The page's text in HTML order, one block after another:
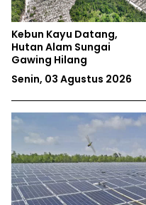
Kebun Kayu Datang,
Hutan Alam Sungai
Gawing Hilang
Senin, 03 Agustus 2026